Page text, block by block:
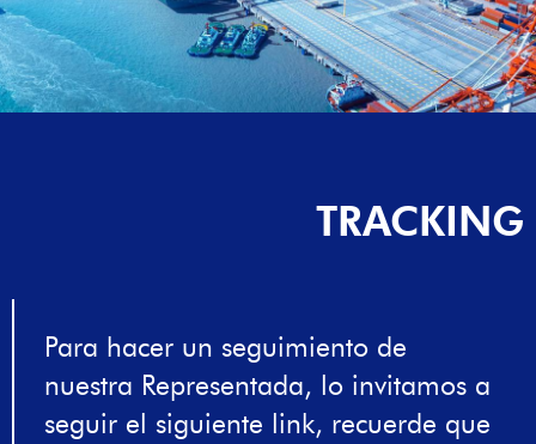
TRACKING
Para hacer un seguimiento de
nuestra Representada, lo invitamos a
seguir el siguiente link, recuerde que